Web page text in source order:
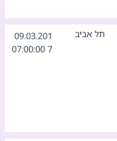
תל אביב
09.03.201
7 07:00:00